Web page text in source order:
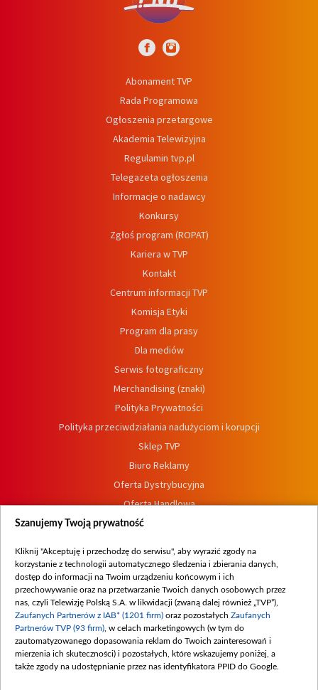
Abonament TVP
Rada Programowa
Ogłoszenia przetargowe
Akademia Telewizyjna
Regulamin tvp.pl
Telegazeta ogłoszenia
Informacje o nadawcy
Konkursy
Zgłoś program (ROPAT)
Kariera w TVP
Kontakt
Centrum informacji TVP
Komisja Etyki
Program dla prasy
Dla mediów
Serwis fotograficzny
Merchandising (znaki)
Polityka Prywatności
Polityka przeciwdziałania nadużyciom i korupcji
Sklep TVP
Biuro Reklamy
Oferta Dystrybucyjna
Oferta Handlowa
Dostępność
Procedura zgłoszeń wewnętrznych
Szanujemy Twoją prywatność
Kliknij "Akceptuję i przechodzę do serwisu", aby wyrazić zgody na
korzystanie z technologii automatycznego śledzenia i zbierania danych,
dostęp do informacji na Twoim urządzeniu końcowym i ich
przechowywanie oraz na przetwarzanie Twoich danych osobowych przez
nas, czyli Telewizję Polską S.A. w likwidacji (zwaną dalej również „TVP”),
Zaufanych Partnerów z IAB* (1201 firm) oraz pozostałych Zaufanych
Partnerów TVP (93 firm) , w celach marketingowych (w tym do
zautomatyzowanego dopasowania reklam do Twoich zainteresowań i
mierzenia ich skuteczności) i pozostałych, które wskazujemy poniżej, a
także zgody na udostępnianie przez nas identyfikatora PPID do Google.